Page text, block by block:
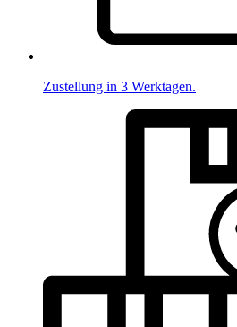
Zustellung in 3 Werktagen.